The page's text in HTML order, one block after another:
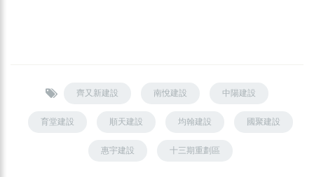
齊又新建設 南悅建設 中陽建設
育堂建設 順天建設 均翰建設 國聚建設
惠宇建設 十三期重劃區